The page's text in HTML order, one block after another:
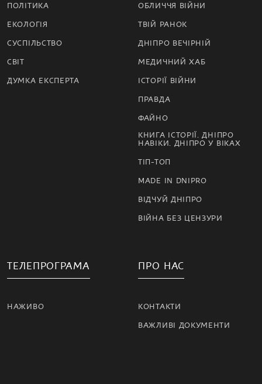
ПОЛІТИКА
ЕКОЛОГІЯ
СУСПІЛЬСТВО
СВІТ
ДУМКА ЕКСПЕРТА
ОБЛИЧЧЯ ВІЙНИ
ТВІЙ РАНОК
ДНІПРО ВЕЧІРНІЙ
МЕДИЧНИЙ ХАБ
ІСТОРІЇ ВІЙНИ
ПРАВДА
ФАЙНО
КНИГА ІСТОРІЇ. ДНІПРО
НАВІКИ. ДНІПРО У ВІКАХ
ТІП-ТОП
MADE IN DNIPRO
ВІДЧУЙ ДНІПРО
ВІЙНА БЕЗ ЦЕНЗУРИ
ТЕЛЕПРОГРАМА
НАЖИВО
ПРО НАС
КОНТАКТИ
ВАЖЛИВІ ДОКУМЕНТИ